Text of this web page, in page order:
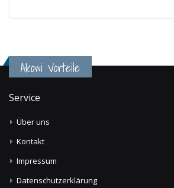
Akowi Vorteile
Service
Über uns
Kontakt
Impressum
Datenschutzerklärung